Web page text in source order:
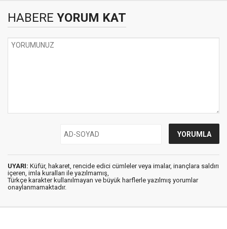
HABERE YORUM KAT
UYARI: Küfür, hakaret, rencide edici cümleler veya imalar, inançlara saldırı
içeren, imla kuralları ile yazılmamış,
Türkçe karakter kullanılmayan ve büyük harflerle yazılmış yorumlar
onaylanmamaktadır.